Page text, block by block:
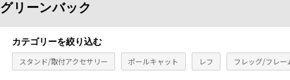
グリーンバック
カテゴリーを絞り込む
スタンド/取付アクセサリー
ポールキャット レフ フレッグ/フレー